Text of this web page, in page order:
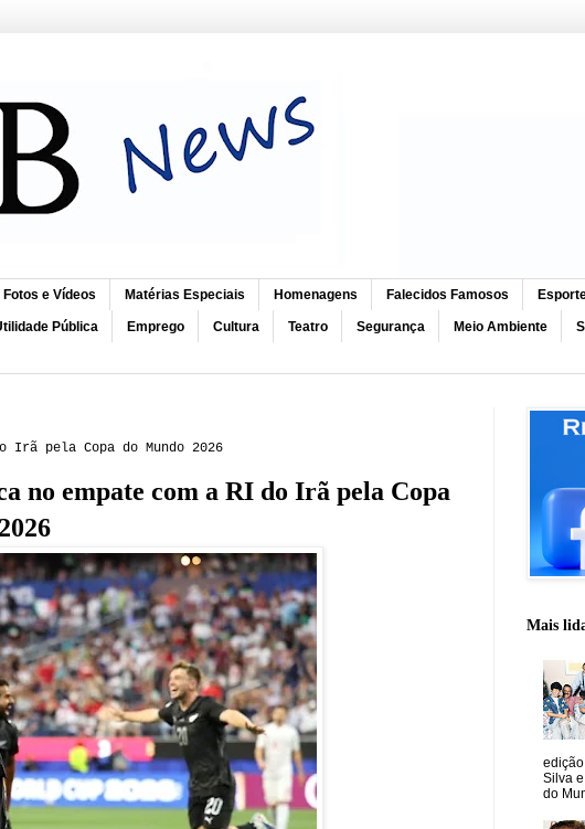
Fotos e Vídeos Matérias Especiais Homenagens Falecidos Famosos
Pública Emprego Cultura Teatro Segurança Meio Ambiente
pela Copa do Mundo 2026
no empate com a RI do Irã pela Copa
Mais
Silva
do